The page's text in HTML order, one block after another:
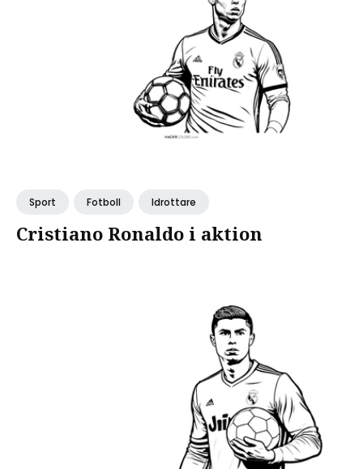
Sport Fotboll Idrottare
Cristiano Ronaldo i aktion